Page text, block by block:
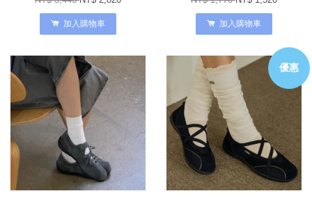
加入購物車 加入購物車
優惠